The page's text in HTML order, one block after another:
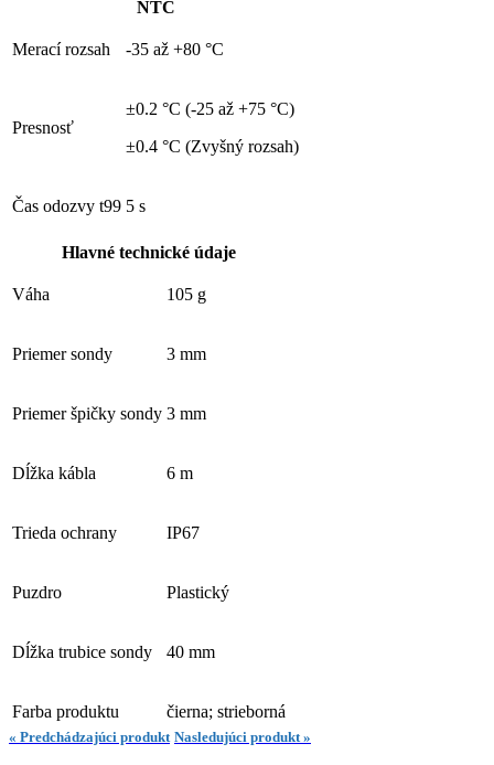
NTC
Merací rozsah -35 až +80 °C
Presnosť
±0.2 °C (-25 až +75 °C)
±0.4 °C (Zvyšný rozsah)
Čas odozvy t99 5 s
Hlavné technické údaje
Váha 105 g
Priemer sondy 3 mm
Priemer špičky sondy 3 mm
Dĺžka kábla 6 m
Trieda ochrany IP67
Puzdro Plastický
Dĺžka trubice sondy 40 mm
Farba produktu čierna; strieborná
« Predchádzajúci produkt Nasledujúci produkt »